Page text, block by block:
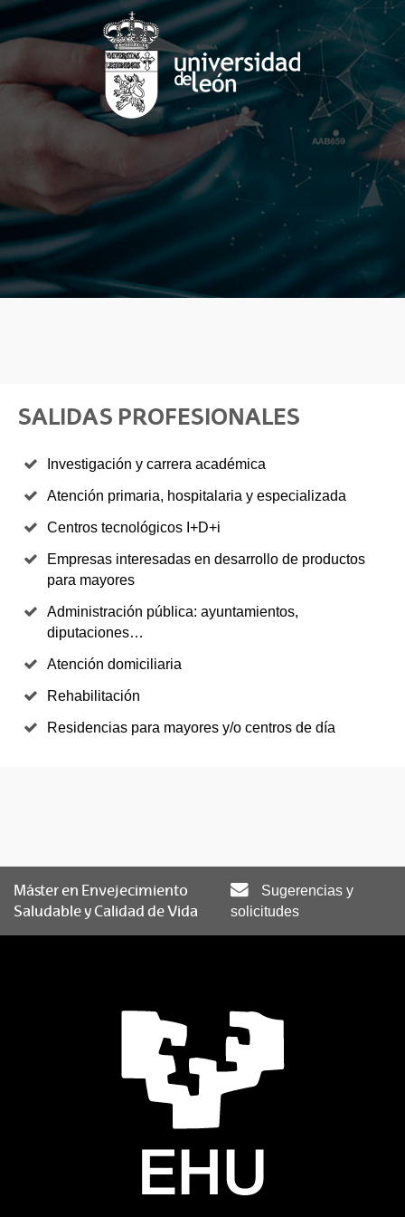
SALIDAS PROFESIONALES
Investigación y carrera académica
Atención primaria, hospitalaria y especializada
Centros tecnológicos I+D+i
Empresas interesadas en desarrollo de productos
para mayores
Administración pública: ayuntamientos,
diputaciones…
Atención domiciliaria
Rehabilitación
Residencias para mayores y/o centros de día
Máster en Envejecimiento
Saludable y Calidad de Vida
Sugerencias y
solicitudes